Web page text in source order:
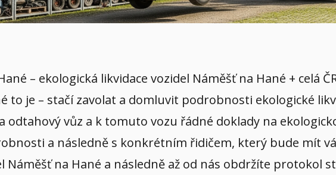
– ekologická likvidace vozidel Náměšť na Hané + celá
to je – stačí zavolat a domluvit podrobnosti ekologické
odtahový vůz a k tomuto vozu řádné doklady na
a následně s konkrétním řidičem, který bude mít
Náměšť na Hané a následně až od nás obdržíte protokol